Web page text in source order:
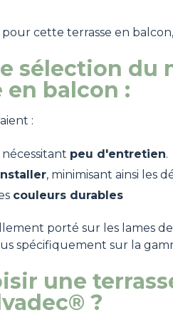
cette terrasse en
sélection du
en balcon :
:
nécessitant peu d'entretien.
, minimisant ainsi les
couleurs durables
porté sur les lames
spécifiquement sur la
une
?